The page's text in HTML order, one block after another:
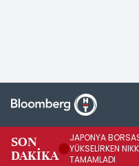
SON
DAKİKA
JAPONYA
YÜKSELİRKEN
TAMAMLADI